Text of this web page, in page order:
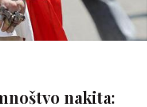
nakita: